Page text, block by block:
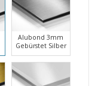
Alubond 3mm
Gebürstet Silber